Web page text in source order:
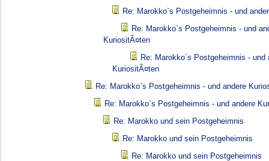
Re: Marokko`s Postgeheimnis - und
Re: Marokko`s Postgeheimnis - und
KuriositÃ¤ten
Re: Marokko`s Postgeheimnis - und
KuriositÃ¤ten
Re: Marokko`s Postgeheimnis - und andere
Re: Marokko`s Postgeheimnis - und andere
Re: Marokko und sein Postgeheimnis
Re: Marokko und sein Postgeheimnis
Re: Marokko und sein Postgeheimnis